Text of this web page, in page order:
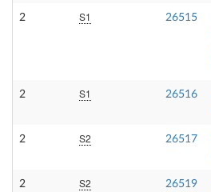
2 S1 26515
2 S1 26516
2 S2 26517
2 S2 26519